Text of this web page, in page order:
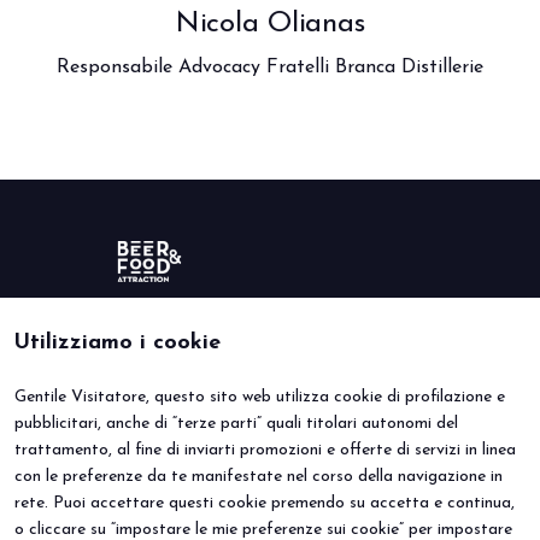
Nicola Olianas
Responsabile Advocacy Fratelli Branca Distillerie
Utilizziamo i cookie
Gentile Visitatore, questo sito web utilizza cookie di profilazione e
pubblicitari, anche di “terze parti” quali titolari autonomi del
trattamento, al fine di inviarti promozioni e offerte di servizi in linea
con le preferenze da te manifestate nel corso della navigazione in
rete. Puoi accettare questi cookie premendo su accetta e continua,
o cliccare su “impostare le mie preferenze sui cookie” per impostare
BEER&FOOD ATTRACTION
Edizione 2027
Settori espositivi
Contatti
VISITA
Perché visitare
Info utili
Area riservata
ESPONI
Perché esporre
EVENTI
Eventi e progetti speciali